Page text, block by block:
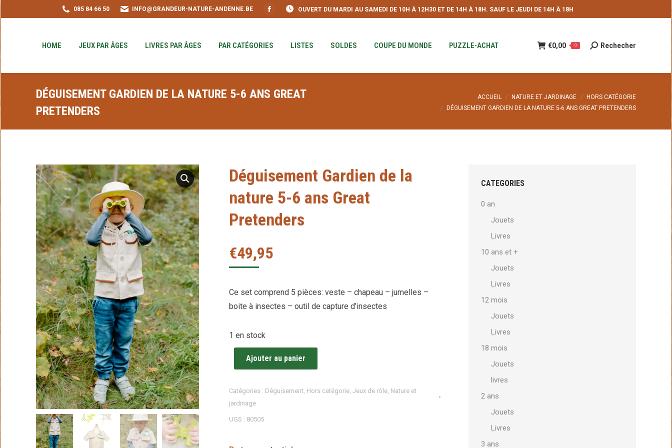
085 84 66 50 INFO@GRANDEUR-NATURE-ANDENNE.BE
Facebook
opens
OUVERT DU MARDI AU SAMEDI DE 10H À 12H30 ET DE 14H À 18H. SAUF LE JEUDI DE 14H À 18H
HOME JEUX PAR ÂGES LIVRES PAR ÂGES PAR CATÉGORIES LISTES SOLDES COUPE DU MONDE PUZZLE-ACHAT €0,00 0
Recherche
Rechecher
DÉGUISEMENT GARDIEN DE LA NATURE 5-6 ANS GREAT
PRETENDERS
ACCUEIL NATURE ET JARDINAGE
HORS CATÉGORIE
DÉGUISEMENT GARDIEN DE LA NATURE 5-6 ANS GREAT PRETENDERS
Déguisement Gardien de la
nature 5-6 ans Great
Pretenders
€49,95
Ce set comprend 5 pièces: veste – chapeau – jumelles –
boite à insectes – outil de capture d’insectes
1 en stock
Ajouter au panier
Catégories : Déguisement, Hors catégorie, Jeux de rôle, Nature et
jardinage
UGS : 80505
CATEGORIES
0 an
Jouets
Livres
10 ans et +
Jouets
Livres
12 mois
Jouets
Livres
18 mois
Jouets
livres
2 ans
Jouets
Livres
3 ans
HOME JEUX PAR ÂGES LIVRES PAR ÂGES PAR CATÉGORIES LISTES SOLDES COUPE DU MONDE
PUZZLE-ACHAT
: